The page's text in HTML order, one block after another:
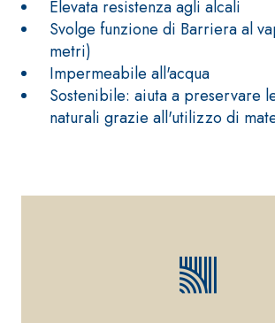
Elevata resistenza agli alcali
Svolge funzione di Barriera al
metri)
Impermeabile all'acqua
Sostenibile: aiuta a preservare
naturali grazie all'utilizzo di
speciali inerti
alleggeriti